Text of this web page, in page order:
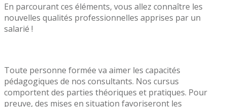
En parcourant ces éléments, vous allez connaître les
nouvelles qualités professionnelles apprises par un
salarié !
Toute personne formée va aimer les capacités
pédagogiques de nos consultants. Nos cursus
comportent des parties théoriques et pratiques. Pour
preuve, des mises en situation favoriseront les